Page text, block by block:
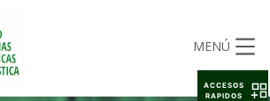
MENÚ
ACCESOS
RAPIDOS